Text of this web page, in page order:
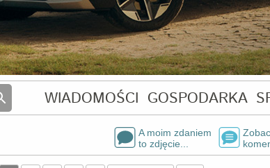
WIADOMOŚCI GOSPODARKA
A moim zdaniem
to zdjęcie...